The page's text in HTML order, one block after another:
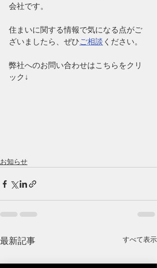
会社です。
住まいに関する情報で気になる点がご
ざいましたら、ぜひご相談 ください。
弊社へのお問い合わせはこちらをクリ
ック↓
お知らせ
最新記事 すべて表示